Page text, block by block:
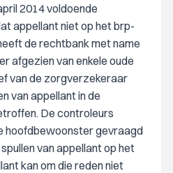
2014 voldoende
appellant niet op het brp-
de rechtbank met name
afgezien van enkele oude
van de zorgverzekeraar
van appellant in de
De controleurs
hoofdbewoonster gevraagd
van appellant op het
kan om die reden niet